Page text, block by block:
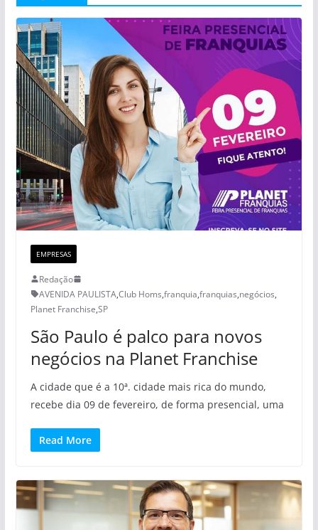
EMPRESAS
Redação
AVENIDA PAULISTA,Club Homs,franquia,franquias,negócios,
Planet Franchise,SP
São Paulo é palco para novos
negócios na Planet Franchise
A cidade que é a 10ª. cidade mais rica do mundo,
recebe dia 09 de fevereiro, de forma presencial, uma
Read More